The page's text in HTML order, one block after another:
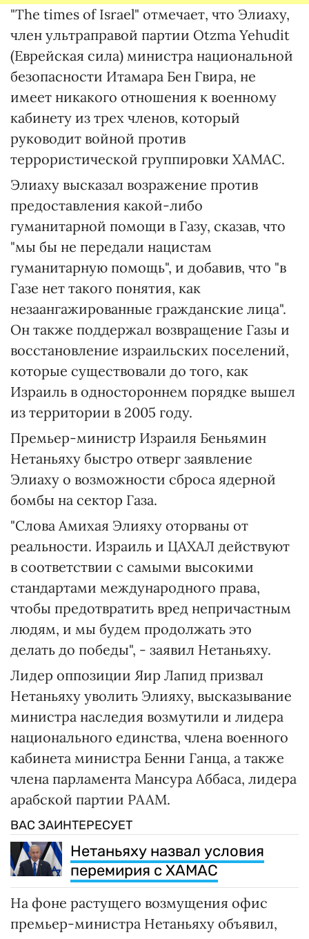
"The times of Israel" отмечает, что Элиаху,
член ультраправой партии Otzma Yehudit
(Еврейская сила) министра национальной
безопасности Итамара Бен Гвира, не
имеет никакого отношения к военному
кабинету из трех членов, который
руководит войной против
террористической группировки ХАМАС.
Элиаху высказал возражение против
предоставления какой-либо
гуманитарной помощи в Газу, сказав, что
"мы бы не передали нацистам
гуманитарную помощь", и добавив, что "в
Газе нет такого понятия, как
незаангажированные гражданские лица".
Он также поддержал возвращение Газы и
восстановление израильских поселений,
которые существовали до того, как
Израиль в одностороннем порядке вышел
из территории в 2005 году.
Премьер-министр Израиля Беньямин
Нетаньяху быстро отверг заявление
Элиаху о возможности сброса ядерной
бомбы на сектор Газа.
"Слова Амихая Элияху оторваны от
реальности. Израиль и ЦАХАЛ действуют
в соответствии с самыми высокими
стандартами международного права,
чтобы предотвратить вред непричастным
людям, и мы будем продолжать это
делать до победы", - заявил Нетаньяху.
Лидер оппозиции Яир Лапид призвал
Нетаньяху уволить Элияху, высказывание
министра наследия возмутили и лидера
национального единства, члена военного
кабинета министра Бенни Ганца, а также
члена парламента Мансура Аббаса, лидера
арабской партии РААМ.
ВАС ЗАИНТЕРЕСУЕТ
Нетаньяху назвал условия
перемирия с ХАМАС
На фоне растущего возмущения офис
премьер-министра Нетаньяху объявил,